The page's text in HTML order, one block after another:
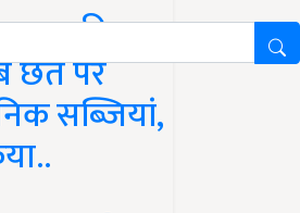
की
छत पर
सब्जियां,